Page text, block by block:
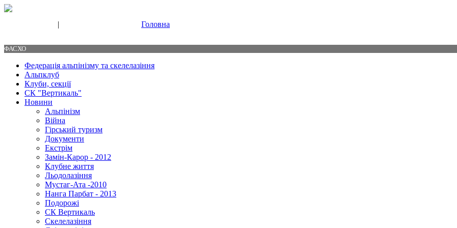
| Головна
ФАСХО
Федерація альпінізму та скелелазіння
Альпклуб
Клуби, секції
СК "Вертикаль"
Новини
Альпінізм
Війна
Гірський туризм
Документи
Екстрім
Замін-Карор - 2012
Клубне життя
Льодолазіння
Мустаг-Ата -2010
Нанга Парбат - 2013
Подорожі
СК Вертикаль
Скелелазіння